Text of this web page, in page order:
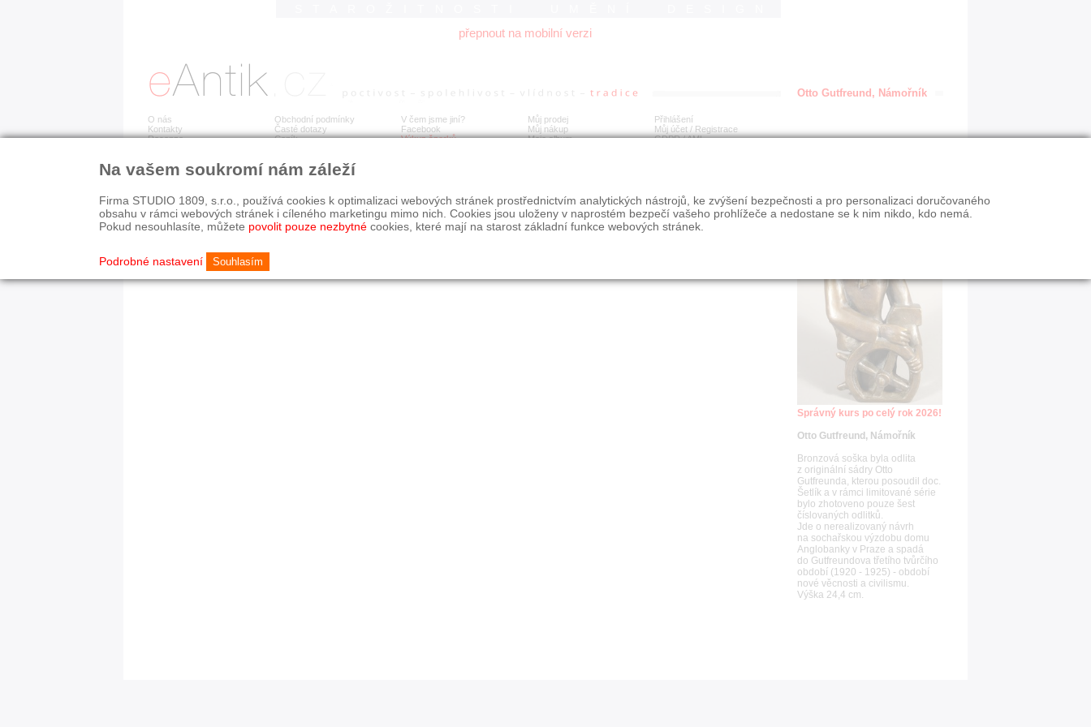
přepnout na mobilní verzi
O nás
Kontakty
Recenze
Obchodní podmínky
Časté dotazy
Ceník
V čem jsme jiní?
Facebook
Výkup šperků
Můj prodej
Můj nákup
Moje album
Přihlášení
Můj účet / Registrace
GDPR/AML
Detail položky již není dostupný.
© 2003-2026 STUDIO 1809, s.r.o.
Otto Gutfreund, Námořník
Správný kurs po celý rok 2026!
Otto Gutfreund, Námořník
Bronzová soška byla odlita
z originální sádry Otto
Gutfreunda, kterou posoudil doc.
Šetlík a v rámci limitované série
bylo zhotoveno pouze šest
číslovaných odlitků.
Jde o nerealizovaný návrh
na sochařskou výzdobu domu
Anglobanky v Praze a spadá
do Gutfreundova třetího tvůrčího
období (1920 - 1925) - období
nové věcnosti a civilismu.
Výška 24,4 cm.
Na vašem soukromí nám záleží
Firma STUDIO 1809, s.r.o., používá cookies k optimalizaci webových stránek prostřednictvím analytických nástrojů, ke zvýšení bezpečnosti a pro personalizaci doručovaného
obsahu v rámci webových stránek i cíleného marketingu mimo nich. Cookies jsou uloženy v naprostém bezpečí vašeho prohlížeče a nedostane se k nim nikdo, kdo nemá.
Pokud nesouhlasíte, můžete povolit pouze nezbytné cookies, které mají na starost základní funkce webových stránek.
Podrobné nastavení Souhlasím